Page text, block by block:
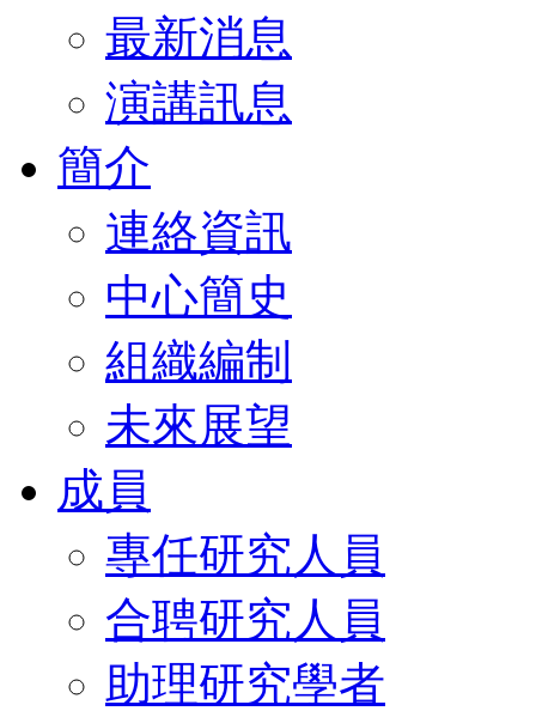
最新消息
演講訊息
簡介
連絡資訊
中心簡史
組織編制
未來展望
成員
專任研究人員
合聘研究人員
助理研究學者